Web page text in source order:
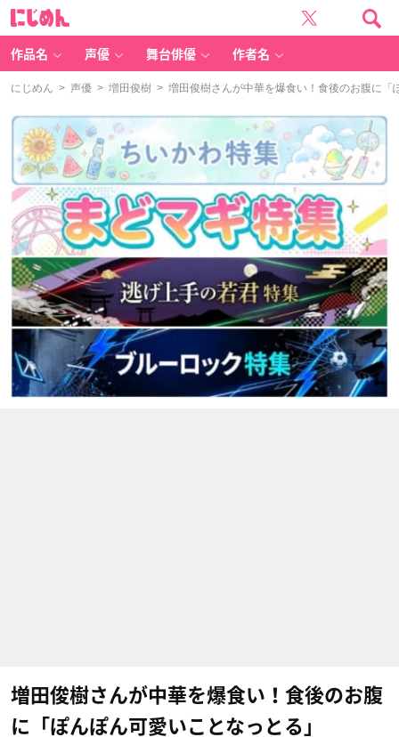
作品名 声優 舞台俳優 作者名
にじめん > 声優 > 増田俊樹 > 増田俊樹さんが中華を爆食い！食後のお腹に「
増田俊樹さんが中華を爆食い！食後のお腹
に「ぽんぽん可愛いことなっとる」